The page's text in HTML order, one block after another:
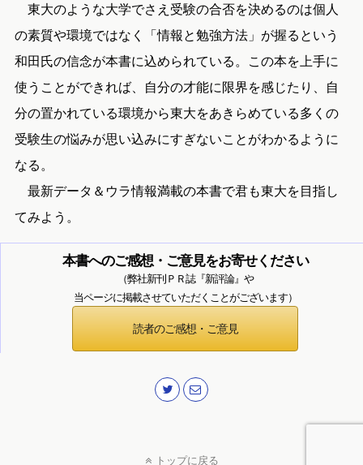
東大のような大学でさえ受験の合否を決めるのは個人
の素質や環境ではなく「情報と勉強方法」が握るという
和田氏の信念が本書に込められている。この本を上手に
使うことができれば、自分の才能に限界を感じたり、自
分の置かれている環境から東大をあきらめている多くの
受験生の悩みが思い込みにすぎないことがわかるように
なる。
最新データ＆ウラ情報満載の本書で君も東大を目指し
てみよう。
本書へのご感想・ご意見をお寄せください
（弊社新刊ＰＲ誌『新評論』や
当ページに掲載させていただくことがございます）
読者のご感想・ご意見
トップに戻る